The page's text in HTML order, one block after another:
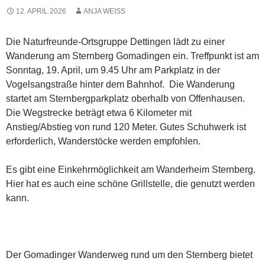
12. APRIL 2026 ANJA WEISS
Die Naturfreunde-Ortsgruppe Dettingen lädt zu einer
Wanderung am Sternberg Gomadingen ein. Treffpunkt ist am
Sonntag, 19. April, um 9.45 Uhr am Parkplatz in der
Vogelsangstraße hinter dem Bahnhof. Die Wanderung
startet am Sternbergparkplatz oberhalb von Offenhausen.
Die Wegstrecke beträgt etwa 6 Kilometer mit
Anstieg/Abstieg von rund 120 Meter. Gutes Schuhwerk ist
erforderlich, Wanderstöcke werden empfohlen.
Es gibt eine Einkehrmöglichkeit am Wanderheim Sternberg.
Hier hat es auch eine schöne Grillstelle, die genutzt werden
kann.
Der Gomadinger Wanderweg rund um den Sternberg bietet